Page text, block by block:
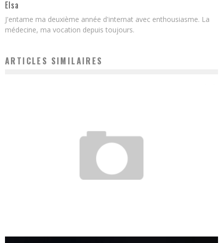
Elsa
J'entame ma deuxième année d'internat avec enthousiasme. La
médecine, ma vocation depuis toujours.
ARTICLES SIMILAIRES